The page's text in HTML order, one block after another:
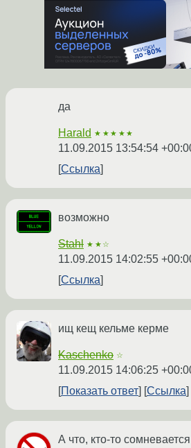
да
Harald ★★★★★
11.09.2015 13:54:54
Ссылка
возможно
Stahl ★★☆
11.09.2015 14:02:55
Ссылка
ищ кещ кельме керме
Kaschenko ☆
11.09.2015 14:06:25
Показать ответ
Ссылка
А что, кто-то